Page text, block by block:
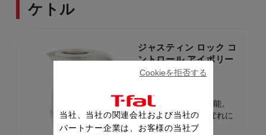
ケトル
ジャスティン ロック コ
ントロール アイボリー
1.2L
8段階の温度調節機能。
倒れてもお湯がこぼれに
くい。
当社、当社の関連会社および当社の
パートナー企業は、お客様の当社ブ
Cookieを拒否する